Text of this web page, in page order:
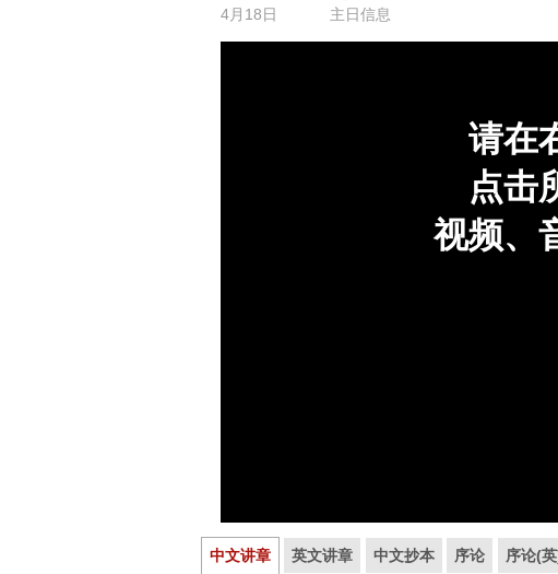
4月18日 主日信息
中文讲章 英文讲章 中文抄本 序论 序论(